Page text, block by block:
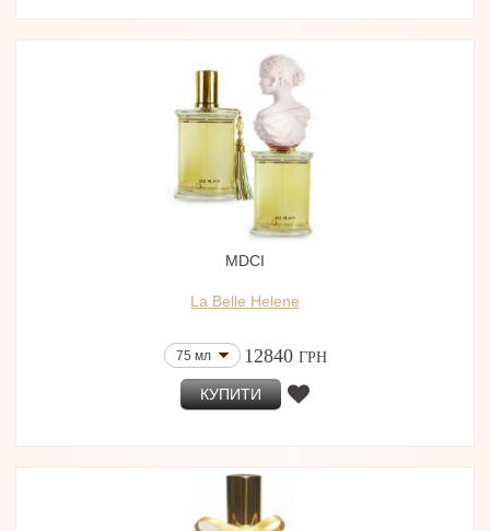
MDCI
La Belle Helene
75 мл 12840 ГРН
КУПИТИ